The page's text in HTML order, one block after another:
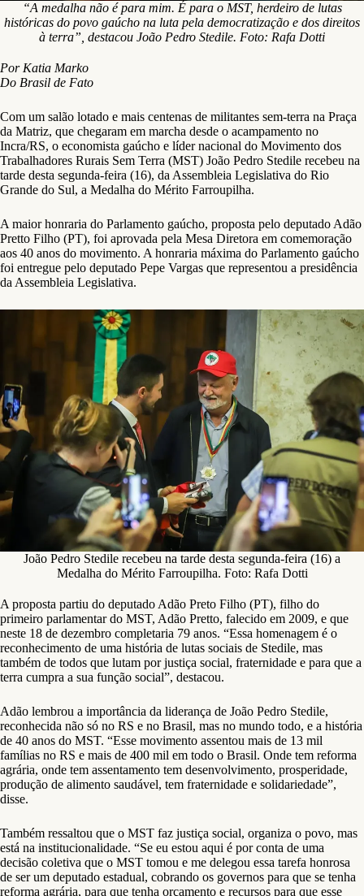
“A medalha não é para mim. É para o MST, herdeiro de lutas
históricas do povo gaúcho na luta pela democratização e dos direitos
à terra”, destacou João Pedro Stedile. Foto: Rafa Dotti
Por Katia Marko
Do Brasil de Fato
Com um salão lotado e mais centenas de militantes sem-terra na Praça
da Matriz, que chegaram em marcha desde o acampamento no
Incra/RS, o economista gaúcho e líder nacional do Movimento dos
Trabalhadores Rurais Sem Terra (MST) João Pedro Stedile recebeu na
tarde desta segunda-feira (16), da Assembleia Legislativa do Rio
Grande do Sul, a Medalha do Mérito Farroupilha.
A maior honraria do Parlamento gaúcho, proposta pelo deputado Adão
Pretto Filho (PT), foi aprovada pela Mesa Diretora em comemoração
aos 40 anos do movimento. A honraria máxima do Parlamento gaúcho
foi entregue pelo deputado Pepe Vargas que representou a presidência
da Assembleia Legislativa.
João Pedro Stedile recebeu na tarde desta segunda-feira (16) a
Medalha do Mérito Farroupilha. Foto: Rafa Dotti
A proposta partiu do deputado Adão Preto Filho (PT), filho do
primeiro parlamentar do MST, Adão Pretto, falecido em 2009, e que
neste 18 de dezembro completaria 79 anos. “Essa homenagem é o
reconhecimento de uma história de lutas sociais de Stedile, mas
também de todos que lutam por justiça social, fraternidade e para que a
terra cumpra a sua função social”, destacou.
Adão lembrou a importância da liderança de João Pedro Stedile,
reconhecida não só no RS e no Brasil, mas no mundo todo, e a história
de 40 anos do MST. “Esse movimento assentou mais de 13 mil
famílias no RS e mais de 400 mil em todo o Brasil. Onde tem reforma
agrária, onde tem assentamento tem desenvolvimento, prosperidade,
produção de alimento saudável, tem fraternidade e solidariedade”,
disse.
Também ressaltou que o MST faz justiça social, organiza o povo, mas
está na institucionalidade. “Se eu estou aqui é por conta de uma
decisão coletiva que o MST tomou e me delegou essa tarefa honrosa
de ser um deputado estadual, cobrando os governos para que se tenha
reforma agrária, para que tenha orçamento e recursos para que esse